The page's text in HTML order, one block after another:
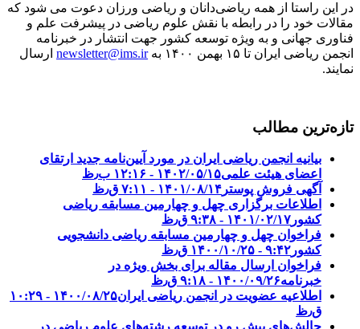
در این راستا از همه ریاضی‌دانان و ریاضی ورزان دعوت می شود که
مقالات خود را در رابطه با نقش علوم ریاضی در پیشرفت علم و
فناوری جهانی و به ویژه توسعه کشور جهت انتشار در خبرنامه
انجمن ریاضی ایران تا ۱۵ بهمن ۱۴۰۰ به
newsletter@ims.ir ارسال
نمایند.
تازه‌ترین مطالب
بیانیه انجمن ریاضی ایران در مورد آیین‌نامه جدید ارتقای
اعضای هیئت علمی۱۴۰۲/۰۵/۱۵ - ۱۲:۱۶ ب٫ظ
آگهی فروش پوستر ۱۴۰۱/۰۸/۱۴ - ۷:۱۱ ق٫ظ
اطلاعات برگزاری چهل و چهارمین مسابقه ریاضی
کشور ۱۴۰۱/۰۲/۱۷ - ۹:۳۸ ق٫ظ
فراخوان چهل و چهارمین مسابقه ریاضی دانشجویی
کشور‎‎ ۱۴۰۰/۱۰/۲۵ - ۹:۴۲ ق٫ظ
فراخوان ارسال مقاله برای بخش ویژه در
خبرنامه۱۴۰۰/۰۹/۲۶ - ۹:۱۸ ق٫ظ
اطلاعیه عضویت در انجمن ریاضی ایران
۱۴۰۰/۰۸/۲۵ - ۱۰:۲۹
ق٫ظ